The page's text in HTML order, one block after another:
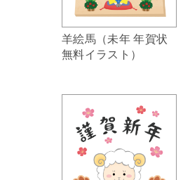
羊絵馬（未年 年賀状
無料イラスト）